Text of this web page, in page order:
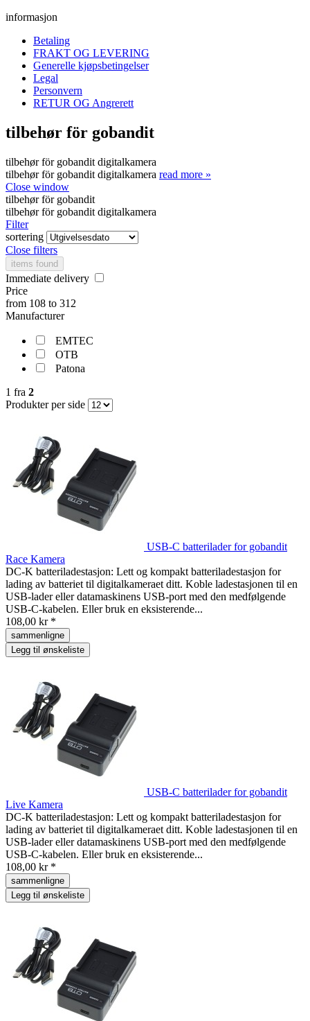
informasjon
Betaling
FRAKT OG LEVERING
Generelle kjøpsbetingelser
Legal
Personvern
RETUR OG Angrerett
tilbehør för gobandit
tilbehør för gobandit digitalkamera
tilbehør för gobandit digitalkamera read more »
Close window
tilbehør för gobandit
tilbehør för gobandit digitalkamera
Filter
sortering
Close filters
items found
Immediate delivery
Price
from 108 to 312
Manufacturer
EMTEC
OTB
Patona
1 fra 2
Produkter per side
USB-C batterilader for gobandit
Race Kamera
DC-K batteriladestasjon: Lett og kompakt batteriladestasjon for
lading av batteriet til digitalkameraet ditt. Koble ladestasjonen til en
USB-lader eller datamaskinens USB-port med den medfølgende
USB-C-kabelen. Eller bruk en eksisterende...
108,00 kr *
sammenligne
Legg til ønskeliste
USB-C batterilader for gobandit
Live Kamera
DC-K batteriladestasjon: Lett og kompakt batteriladestasjon for
lading av batteriet til digitalkameraet ditt. Koble ladestasjonen til en
USB-lader eller datamaskinens USB-port med den medfølgende
USB-C-kabelen. Eller bruk en eksisterende...
108,00 kr *
sammenligne
Legg til ønskeliste